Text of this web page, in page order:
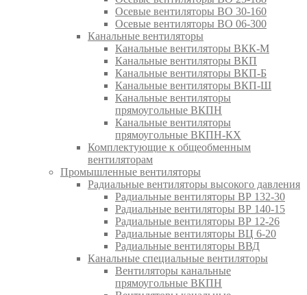
Осевые вентиляторы ВО 30-160
Осевые вентиляторы ВО 06-300
Канальные вентиляторы
Канальные вентиляторы ВКК-М
Канальные вентиляторы ВКП
Канальные вентиляторы ВКП-Б
Канальные вентиляторы ВКП-Ш
Канальные вентиляторы
прямоугольные ВКПН
Канальные вентиляторы
прямоугольные ВКПН-КХ
Комплектующие к общеобменным
вентиляторам
Промышленные вентиляторы
Радиальные вентиляторы высокого давления
Радиальные вентиляторы ВР 132-30
Радиальные вентиляторы ВР 140-15
Радиальные вентиляторы ВР 12-26
Радиальные вентиляторы ВЦ 6-20
Радиальные вентиляторы ВВД
Канальные специальные вентиляторы
Вентиляторы канальные
прямоугольные ВКПН